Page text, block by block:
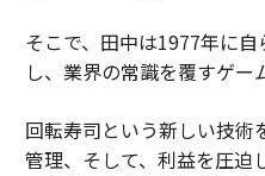
そこで、田中は1977年に
し、業界の常識を覆すゲー
回転寿司という新しい技術
管理、そして、利益を圧迫